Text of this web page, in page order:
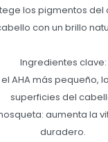
los pigmentos del
con un brillo
Ingredientes clave:
AHA más pequeño,
superficies del
aumenta la
duradero.